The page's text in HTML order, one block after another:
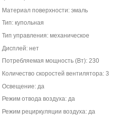
Материал поверхности: эмаль
Тип: купольная
Тип управления: механическое
Дисплей: нет
Потребляемая мощность (Вт): 230
Количество скоростей вентилятора: 3
Освещение: да
Режим отвода воздуха: да
Режим рециркуляции воздуха: да